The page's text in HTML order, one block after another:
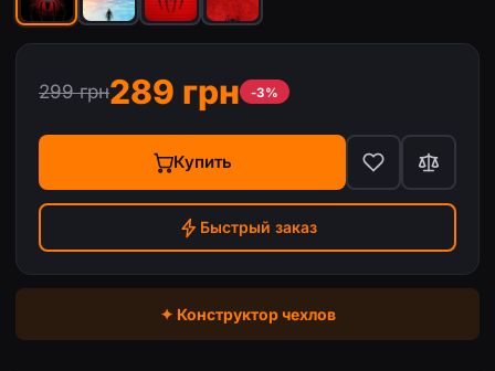
299 грн289 грн -3%
Купить
Быстрый заказ
✦ Конструктор чехлов